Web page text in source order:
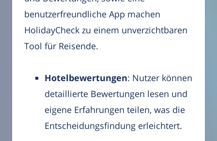
benutzerfreundliche App machen
HolidayCheck zu einem unverzichtbaren
Tool für Reisende.
Hotelbewertungen: Nutzer können
detaillierte Bewertungen lesen und
eigene Erfahrungen teilen, was die
Entscheidungsfindung erleichtert.